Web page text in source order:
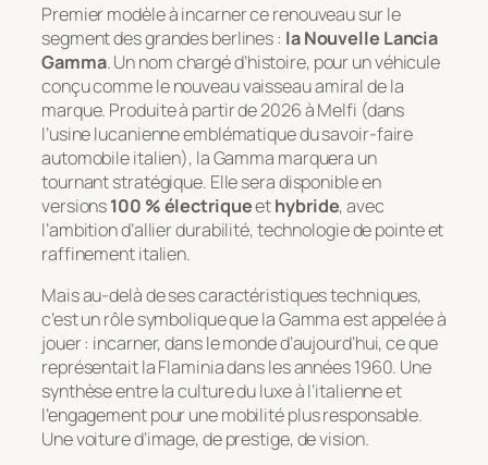
Premier modèle à incarner ce renouveau sur le
segment des grandes berlines : la Nouvelle Lancia
Gamma. Un nom chargé d’histoire, pour un véhicule
conçu comme le nouveau vaisseau amiral de la
marque. Produite à partir de 2026 à Melfi (dans
l’usine lucanienne emblématique du savoir-faire
automobile italien), la Gamma marquera un
tournant stratégique. Elle sera disponible en
versions100 % électriqueethybride, avec
l’ambition d’allier durabilité, technologie de pointe et
raffinement italien.
Mais au-delà de ses caractéristiques techniques,
c’est un rôle symbolique que la Gamma est appelée à
jouer : incarner, dans le monde d’aujourd’hui, ce que
représentait la Flaminia dans les années 1960. Une
synthèse entre la culture du luxe à l’italienne et
l’engagement pour une mobilité plus responsable.
Une voiture d’image, de prestige, de vision.